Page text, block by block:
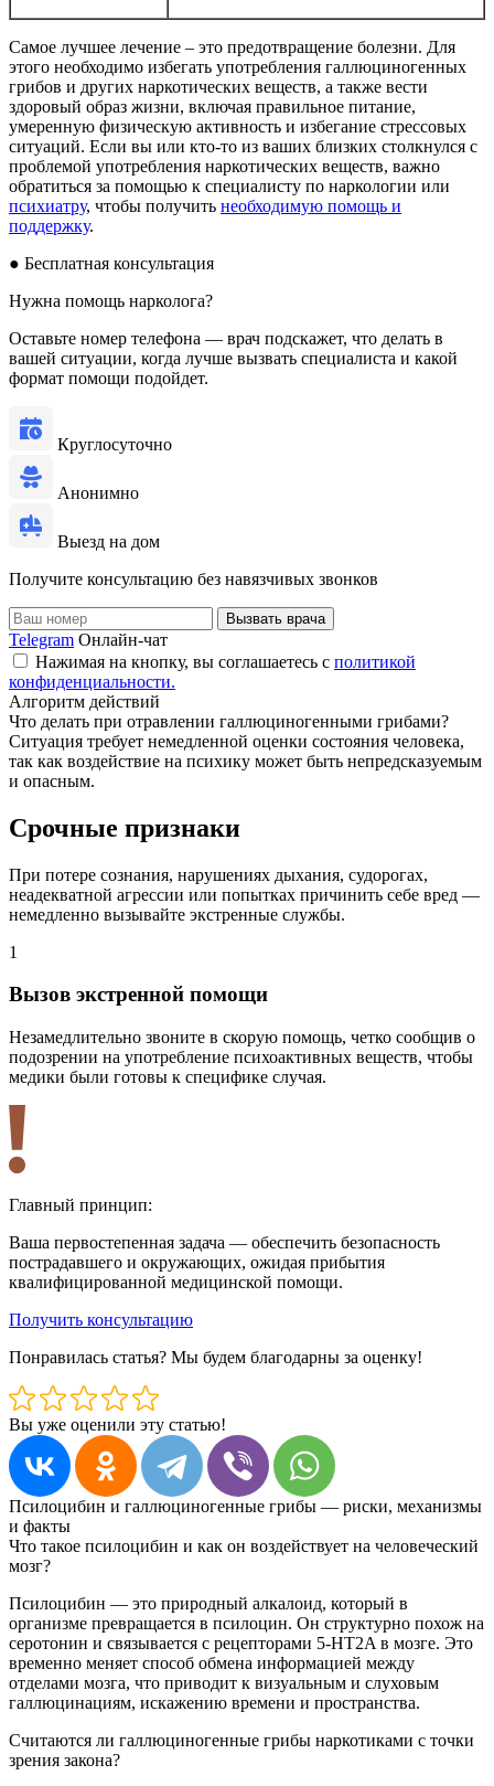
Самое лучшее лечение – это предотвращение болезни. Для
этого необходимо избегать употребления галлюциногенных
грибов и других наркотических веществ, а также вести
здоровый образ жизни, включая правильное питание,
умеренную физическую активность и избегание стрессовых
ситуаций. Если вы или кто-то из ваших близких столкнулся с
проблемой употребления наркотических веществ, важно
обратиться за помощью к специалисту по наркологии или
психиатру, чтобы получить необходимую помощь и
поддержку.
● Бесплатная консультация
Нужна помощь нарколога?
Оставьте номер телефона — врач подскажет, что делать в
вашей ситуации, когда лучше вызвать специалиста и какой
формат помощи подойдет.
Круглосуточно
Анонимно
Выезд на дом
Получите консультацию без навязчивых звонков
Вызвать врача
Telegram Онлайн-чат
Нажимая на кнопку, вы соглашаетесь с политикой
конфиденциальности.
Алгоритм действий
Что делать при отравлении галлюциногенными грибами?
Ситуация требует немедленной оценки состояния человека,
так как воздействие на психику может быть непредсказуемым
и опасным.
Срочные признаки
При потере сознания, нарушениях дыхания, судорогах,
неадекватной агрессии или попытках причинить себе вред —
немедленно вызывайте экстренные службы.
1
Вызов экстренной помощи
Незамедлительно звоните в скорую помощь, четко сообщив о
подозрении на употребление психоактивных веществ, чтобы
медики были готовы к специфике случая.
Главный принцип:
Ваша первостепенная задача — обеспечить безопасность
пострадавшего и окружающих, ожидая прибытия
квалифицированной медицинской помощи.
Получить консультацию
Понравилась статья? Мы будем благодарны за оценку!
Вы уже оценили эту статью!
Псилоцибин и галлюциногенные грибы — риски, механизмы
и факты
Что такое псилоцибин и как он воздействует на человеческий
мозг?
Псилоцибин — это природный алкалоид, который в
организме превращается в псилоцин. Он структурно похож на
серотонин и связывается с рецепторами 5-HT2A в мозге. Это
временно меняет способ обмена информацией между
отделами мозга, что приводит к визуальным и слуховым
галлюцинациям, искажению времени и пространства.
Считаются ли галлюциногенные грибы наркотиками с точки
зрения закона?